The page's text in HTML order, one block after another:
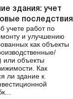
здания: учет
последствия
учете работ по
и улучшению
как объекты
или объекты
Как
ли здание к